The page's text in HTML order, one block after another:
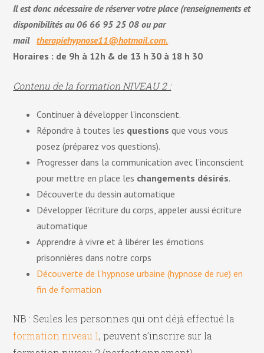
Il est donc nécessaire de réserver votre place (renseignements et
disponibilités au 06 66 95 25 08ou par
mail therapiehypnose11@hotmail.com.
Horaires : de 9h à 12h & de 13 h 30 à 18 h 30
Contenu de la formation NIVEAU 2 :
Continuer à développer l’inconscient.
Répondre à toutes les questions que vous vous
posez (préparez vos questions).
Progresser dans la communication avec l’inconscient
pour mettre en place les changements désirés.
Découverte du dessin automatique
Développer l’écriture du corps, appeler aussi écriture
automatique
Apprendre à vivre et à libérer les émotions
prisonnières dans notre corps
Découverte de l’hypnose urbaine (hypnose de rue) en
fin de formation
NB : Seules les personnes qui ont déjà effectué la
formation niveau 1, peuvent s’inscrire sur la